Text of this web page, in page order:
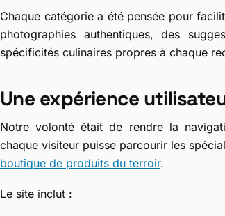
Chaque catégorie a été pensée pour
photographies authentiques, des
spécificités culinaires propres à chaque
Une expérience
Notre volonté était de rendre la
chaque visiteur puisse parcourir les
boutique de produits du terroir.
Le site inclut :